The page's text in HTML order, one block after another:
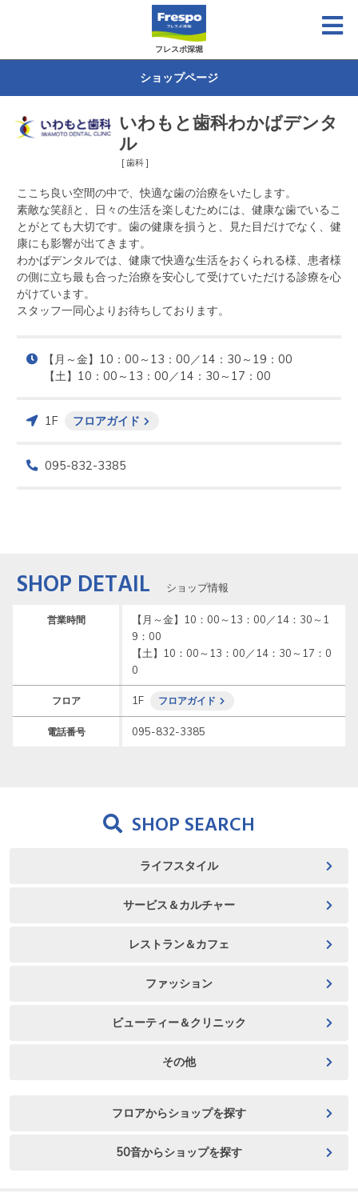
フレスポ深堀
ショップページ
いわもと歯科わかばデンタ
ル
[ 歯科 ]
ここち良い空間の中で、快適な歯の治療をいたします。
素敵な笑顔と、日々の生活を楽しむためには、健康な歯でいるこ
とがとても大切です。歯の健康を損うと、見た目だけでなく、健
康にも影響が出てきます。
わかばデンタルでは、健康で快適な生活をおくられる様、患者様
の側に立ち最も合った治療を安心して受けていただける診療を心
がけています。
スタッフ一同心よりお待ちしております。
【月～金】10：00～13：00／14：30～19：00
【土】10：00～13：00／14：30～17：00
1F フロアガイド
095-832-3385
SHOP DETAIL ショップ情報
営業時間
【月～金】10：00～13：00／14：30～1
9：00
【土】10：00～13：00／14：30～17：0
0
フロア 1F フロアガイド
電話番号 095-832-3385
SHOP SEARCH
ライフスタイル
サービス＆カルチャー
レストラン＆カフェ
ファッション
ビューティー＆クリニック
その他
フロアからショップを探す
50音からショップを探す